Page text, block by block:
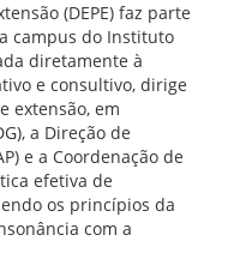
(DEPE) faz parte
campus do Instituto
diretamente à
e consultivo, dirige
extensão, em
a Direção de
e a Coordenação de
efetiva de
os princípios da
com a